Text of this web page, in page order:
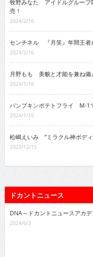
牧野みなた アイドルグループ
売！
2024/2/16
センチネル 『月笑』年間王者
2024/2/16
月野もも 美貌と才能を兼ね備
2024/1/16
パンプキンポテトフライ M-1
2024/1/16
松嶋えいみ “ミラクル神ボデ
2023/12/15
ドカントニュース
DNA～ドカントニュースアカ
2024/6/3